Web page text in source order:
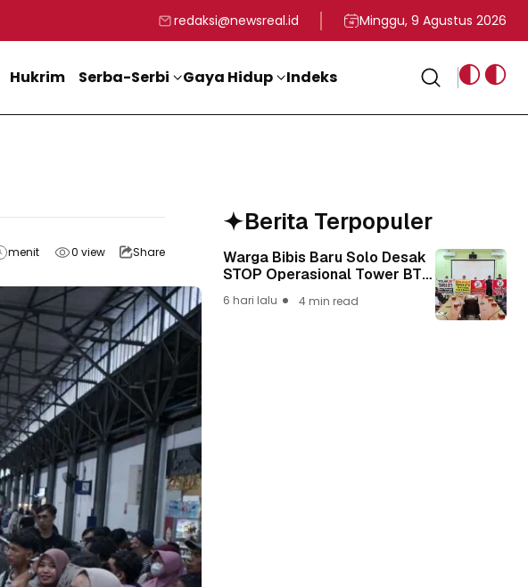
Lebih Berharga
Jelang HUT ke-81 Kemerdekaan RI
Dukung MBG, Kadin Apresiasi Kepemimpinan Presiden Prabowo yang
Staf Khusus Menag RI
redaksi@newsreal.id Minggu, 9 Agustus 2026
Hukrim Serba-Serbi Gaya Hidup Indeks
menit 0view Share
Berita Terpopuler
Warga Bibis Baru Solo Desak
STOP Operasional Tower BTS,
Keselamatan Warga Lebih
6 hari lalu 4 min read